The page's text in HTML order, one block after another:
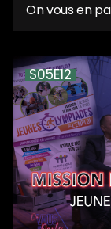
On vous en
S05E12